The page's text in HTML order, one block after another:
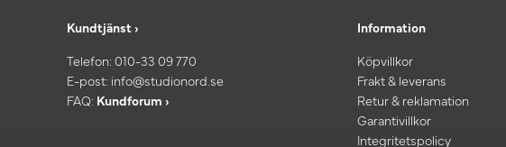
Kundtjänst ›
Telefon:010-33 09 770
E-post: info@studionord.se
FAQ: Kundforum ›
Information
Köpvillkor
Frakt & leverans
Retur & reklamation
Garantivillkor
Integritetspolicy